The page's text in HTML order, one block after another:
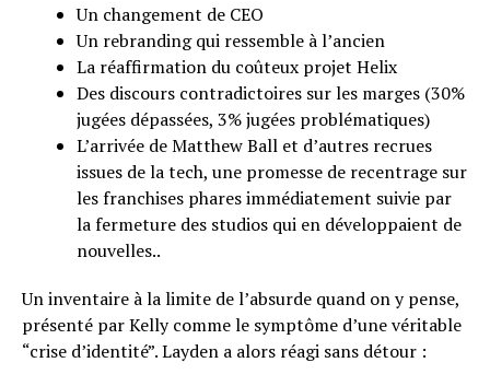
Un changement de CEO
Un rebranding qui ressemble à l’ancien
La réaffirmation du coûteux projet Helix
Des discours contradictoires sur les marges (30%
jugées dépassées, 3% jugées problématiques)
L’arrivée de Matthew Ball et d’autres recrues
issues de la tech, une promesse de recentrage sur
les franchises phares immédiatement suivie par
la fermeture des studios qui en développaient de
nouvelles..
Un inventaire à la limite de l’absurde quand on y pense,
présenté par Kelly comme le symptôme d’une véritable
“crise d’identité”. Layden a alors réagi sans détour :